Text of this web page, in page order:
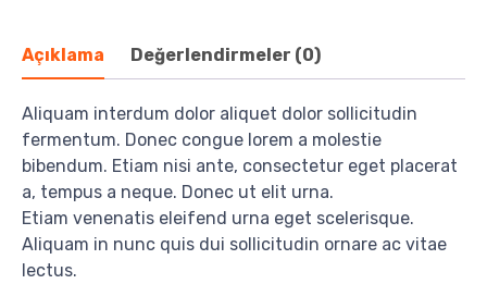
Açıklama Değerlendirmeler (0)
Aliquam interdum dolor aliquet dolor sollicitudin
fermentum. Donec congue lorem a molestie
bibendum. Etiam nisi ante, consectetur eget placerat
a, tempus a neque. Donec ut elit urna.
Etiam venenatis eleifend urna eget scelerisque.
Aliquam in nunc quis dui sollicitudin ornare ac vitae
lectus.